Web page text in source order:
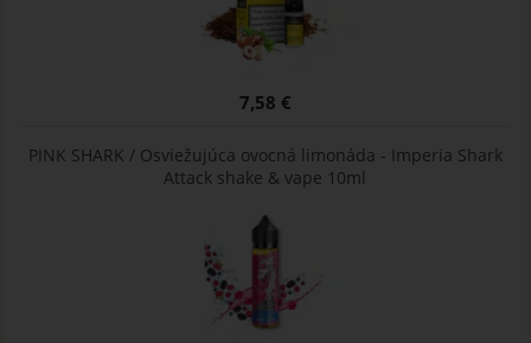
7,58 €
PINK SHARK / Osviežujúca ovocná limonáda - Imperia Shark
Attack shake & vape 10ml